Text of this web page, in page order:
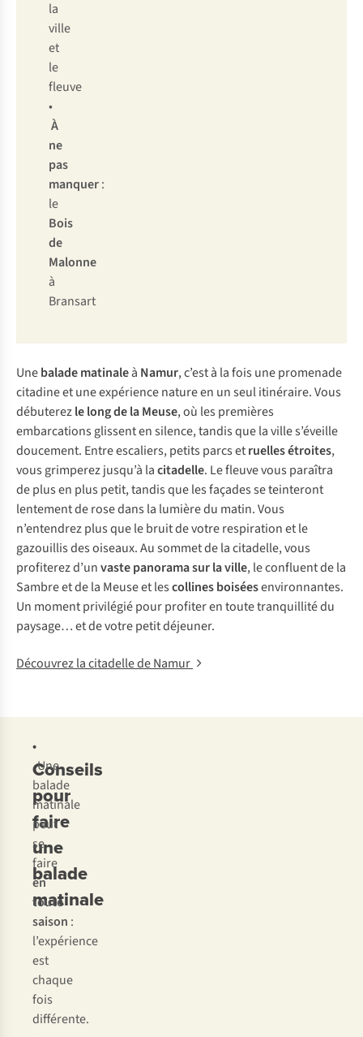
la
ville
et
le
fleuve
•
À
ne
pas
manquer:
le
Bois
de
Malonne
à
Bransart
Unebalade matinaleà Namur, c’est à la fois une promenade
citadine et une expérience nature en un seul itinéraire. Vous
débuterezle long de la Meuse, où les premières
embarcations glissent en silence, tandis que la ville s’éveille
doucement. Entre escaliers, petits parcs etruelles étroites,
vous grimperez jusqu’à lacitadelle. Le fleuve vous paraîtra
de plus en plus petit, tandis que les façades se teinteront
lentement de rose dans la lumière du matin. Vous
n’entendrez plus que le bruit de votre respiration et le
gazouillis des oiseaux. Au sommet de la citadelle, vous
profiterez d’unvaste panorama sur la ville, le confluent de la
Sambre et de la Meuse et lescollines boiséesenvironnantes.
Un moment privilégié pour profiter en toute tranquillité du
paysage… et de votre petit déjeuner.
Découvrez la citadelle de Namur
Conseils
pour
faire
une
balade
matinale
•
Une
balade
matinale
peut
se
faire
en
toute
saison :
l’expérience
est
chaque
fois
différente.